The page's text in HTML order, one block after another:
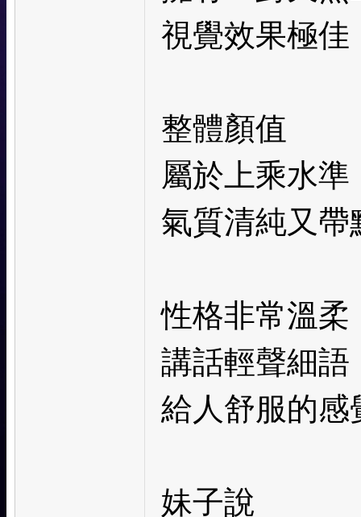
視覺效果極佳
整體顏值
屬於上乘水準
氣質清純又帶
性格非常溫柔
講話輕聲細語
給人舒服的感
妹子說